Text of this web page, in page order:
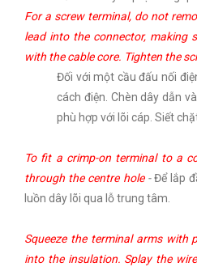
For a screw terminal, do not
lead into the connector, making
with the cable core. Tighten the
Đối với một cầu đấu nối
cách điện. Chèn dây dẫn
phù hợp với lõi cáp. Siết
To fit a crimp-on terminal to a
through the centre hole-Để lắp
luồn dây lõi qua lỗ trung tâm.
Squeeze the terminal arms with
into the insulation. Splay the